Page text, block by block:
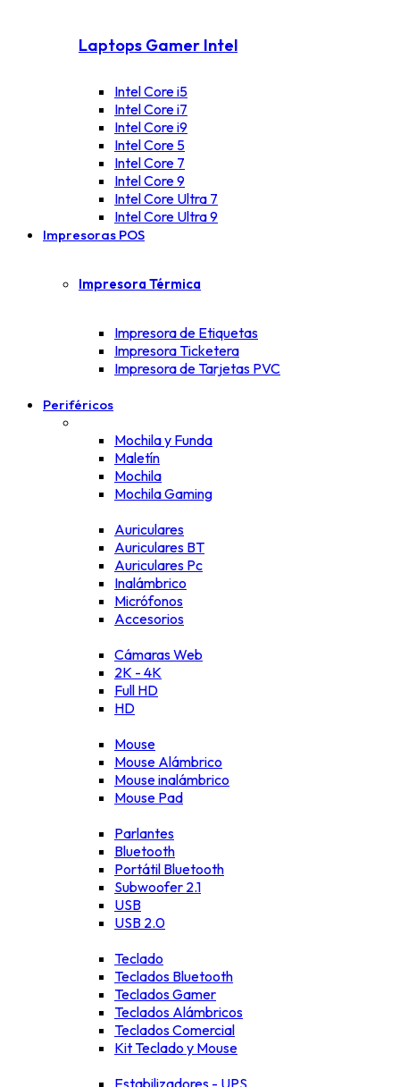
Laptops Gamer Intel
Intel Core i5
Intel Core i7
Intel Core i9
Intel Core 5
Intel Core 7
Intel Core 9
Intel Core Ultra 7
Intel Core Ultra 9
Impresoras POS
Impresora Térmica
Impresora de Etiquetas
Impresora Ticketera
Impresora de Tarjetas PVC
Periféricos
Mochila y Funda
Maletín
Mochila
Mochila Gaming
Auriculares
Auriculares BT
Auriculares Pc
Inalámbrico
Micrófonos
Accesorios
Cámaras Web
2K - 4K
Full HD
HD
Mouse
Mouse Alámbrico
Mouse inalámbrico
Mouse Pad
Parlantes
Bluetooth
Portátil Bluetooth
Subwoofer 2.1
USB
USB 2.0
Teclado
Teclados Bluetooth
Teclados Gamer
Teclados Alámbricos
Teclados Comercial
Kit Teclado y Mouse
Estabilizadores - UPS